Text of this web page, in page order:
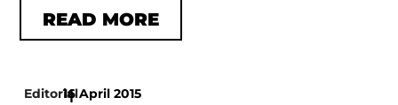
READ MORE
Editorial
|
16 April 2015